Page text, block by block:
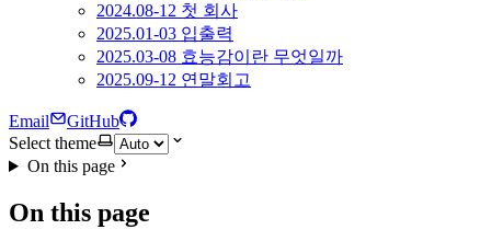
2024.08-12 첫 회사
2025.01-03 입출력
2025.03-08 효능감이란 무엇일까
2025.09-12 연말회고
Email
GitHub
Select theme
On this page
On this page